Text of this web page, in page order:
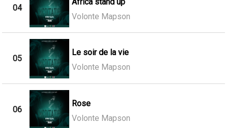
04
Volonte Mapson
05
Le soir de la vie
Volonte Mapson
06
Rose
Volonte Mapson